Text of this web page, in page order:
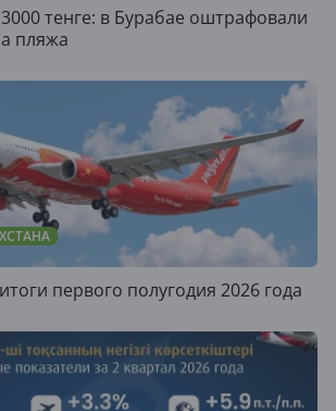
тенге: в Бурабае оштрафовали
пляжа
первого полугодия 2026 года